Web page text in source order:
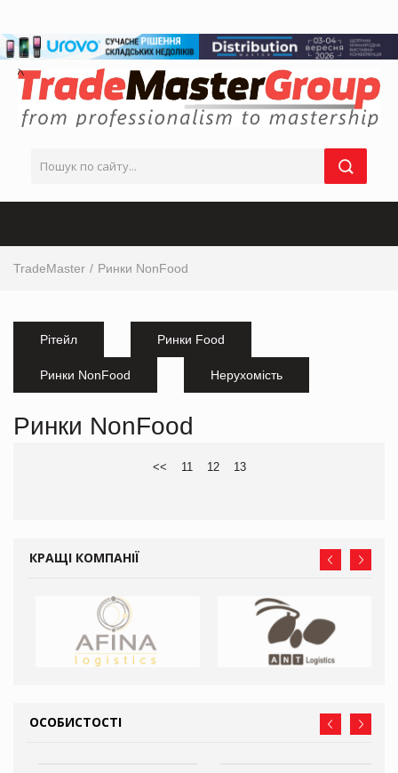
TradeMaster Ринки NonFood
Рітейл Ринки Food
Ринки NonFood Нерухомість
Ринки NonFood
<< 11 12 13
КРАЩІ КОМПАНІЇ
ОСОБИСТОСТІ